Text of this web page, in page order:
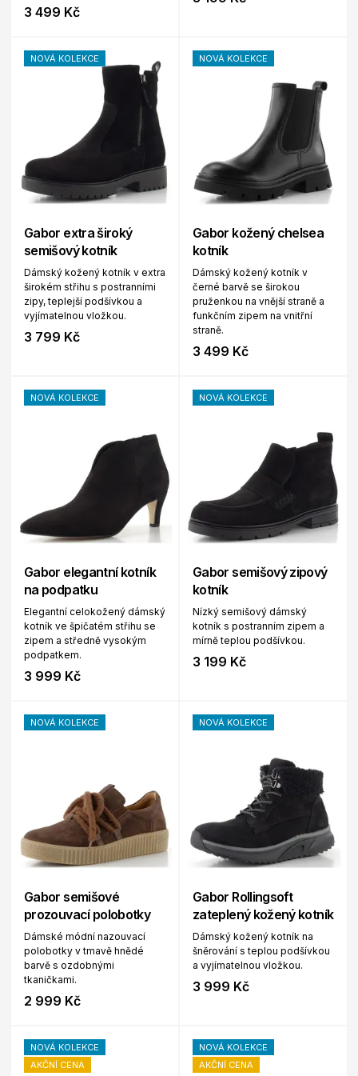
3 499 Kč
NOVÁ KOLEKCE
Gabor extra široký
semišový kotník
Dámský kožený kotník v extra
širokém střihu s postranními
zipy, teplejší podšívkou a
vyjímatelnou vložkou.
3 799 Kč
NOVÁ KOLEKCE
Gabor kožený chelsea
kotník
Dámský kožený kotník v
černé barvě se širokou
pruženkou na vnější straně a
funkčním zipem na vnitřní
straně.
3 499 Kč
NOVÁ KOLEKCE
Gabor elegantní kotník
na podpatku
Elegantní celokožený dámský
kotník ve špičatém střihu se
zipem a středně vysokým
podpatkem.
3 999 Kč
NOVÁ KOLEKCE
Gabor semišový zipový
kotník
Nízký semišový dámský
kotník s postranním zipem a
mírně teplou podšívkou.
3 199 Kč
NOVÁ KOLEKCE
Gabor semišové
prozouvací polobotky
Dámské módní nazouvací
polobotky v tmavě hnědé
barvě s ozdobnými
tkaničkami.
2 999 Kč
NOVÁ KOLEKCE
Gabor Rollingsoft
zateplený kožený kotník
Dámský kožený kotník na
šněrování s teplou podšívkou
a vyjímatelnou vložkou.
3 999 Kč
NOVÁ KOLEKCE
AKČNÍ CENA
NOVÁ KOLEKCE
AKČNÍ CENA